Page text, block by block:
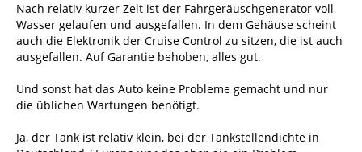
Nach relativ kurzer Zeit ist der Fahrgeräuschgenerator voll
Wasser gelaufen und ausgefallen. In dem Gehäuse scheint
auch die Elektronik der Cruise Control zu sitzen, die ist auch
ausgefallen. Auf Garantie behoben, alles gut.
Und sonst hat das Auto keine Probleme gemacht und nur
die üblichen Wartungen benötigt.
Ja, der Tank ist relativ klein, bei der Tankstellendichte in